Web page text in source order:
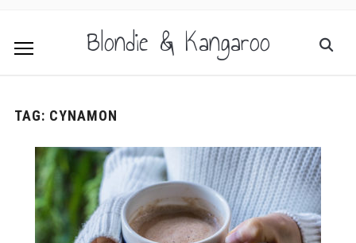
Blondie & Kangaroo
TAG: CYNAMON